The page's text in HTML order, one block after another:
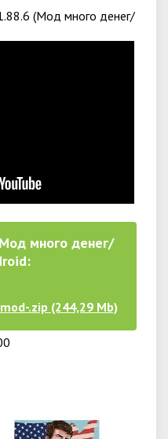
(Мод много денег/
много денег/
.zip (244,29 Mb)